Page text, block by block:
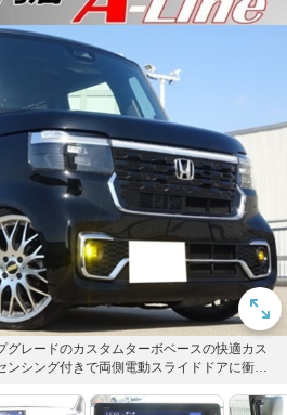
グレードのカスタムターボベースの快適カス
シング付きで両側電動スライドドアに衝突